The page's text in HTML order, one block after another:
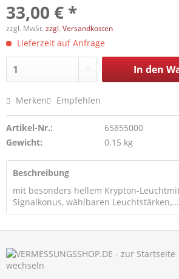
33,00 € *
zzgl. MwSt. zzgl. Versandkosten
Lieferzeit auf Anfrage
In den
Merken Empfehlen
Artikel-Nr.:
65855000
Gewicht:
0.15 kg
Beschreibung
mit besonders hellem Krypton-
Signalkonus, wählbaren Leuchtstärken,...